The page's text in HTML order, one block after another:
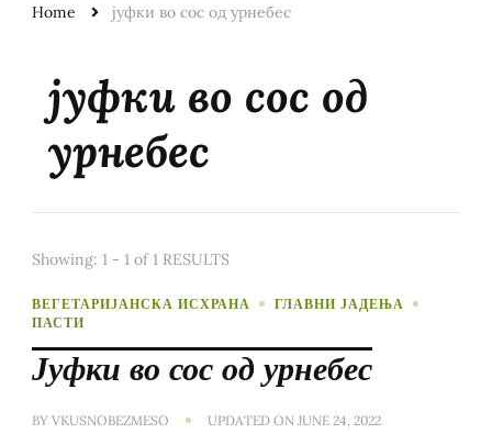
Home јуфки во сос од урнебес
јуфки во сос од
урнебес
Showing: 1 - 1 of 1 RESULTS
ВЕГЕТАРИЈАНСКА ИСХРАНА
ГЛАВНИ ЈАДЕЊА
ПАСТИ
Јуфки во сос од урнебес
BY VKUSNOBEZMESO UPDATED ON JUNE 24, 2022